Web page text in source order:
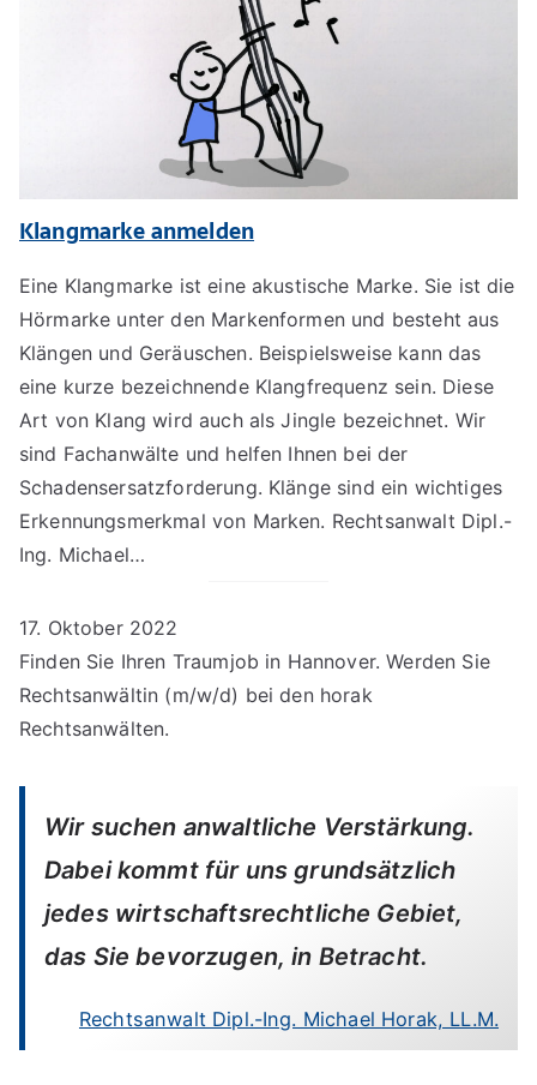
Klangmarke anmelden
Eine Klangmarke ist eine akustische Marke. Sie ist die
Hörmarke unter den Markenformen und besteht aus
Klängen und Geräuschen. Beispielsweise kann das
eine kurze bezeichnende Klangfrequenz sein. Diese
Art von Klang wird auch als Jingle bezeichnet. Wir
sind Fachanwälte und helfen Ihnen bei der
Schadensersatzforderung. Klänge sind ein wichtiges
Erkennungsmerkmal von Marken. Rechtsanwalt Dipl.-
Ing. Michael…
17. Oktober 2022
Finden Sie Ihren Traumjob in Hannover. Werden Sie
Rechtsanwältin (m/w/d) bei den horak
Rechtsanwälten.
Wir suchen anwaltliche Verstärkung.
Dabei kommt für uns grundsätzlich
jedes wirtschaftsrechtliche Gebiet,
das Sie bevorzugen, in Betracht.
Rechtsanwalt Dipl.-Ing. Michael Horak, LL.M.